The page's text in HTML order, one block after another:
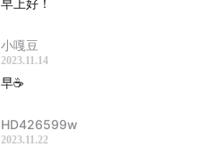
早上好！
小嘎豆
2023.11.14
早☕️
HD426599w
2023.11.22